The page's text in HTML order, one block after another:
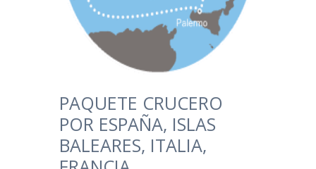
PAQUETE CRUCERO
POR ESPAÑA, ISLAS
BALEARES, ITALIA,